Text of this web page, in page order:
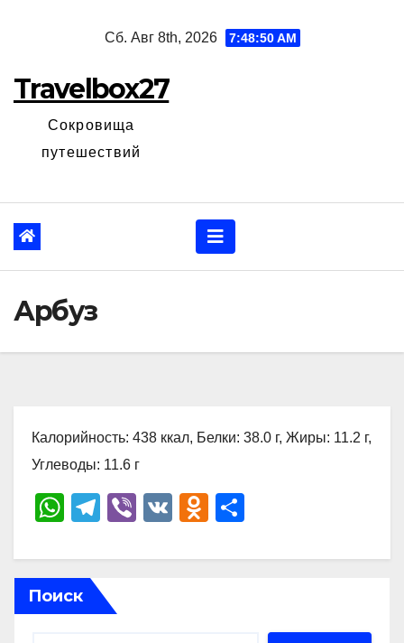
Сб. Авг 8th, 2026 7:48:51 AM
Travelbox27
Сокровища
путешествий
Арбуз
Калорийность: 438 ккал, Белки: 38.0 г, Жиры: 11.2 г,
Углеводы: 11.6 г
W
at
s
A
T
e
gr
a
Vi
er
V
O
n
р
Поиск